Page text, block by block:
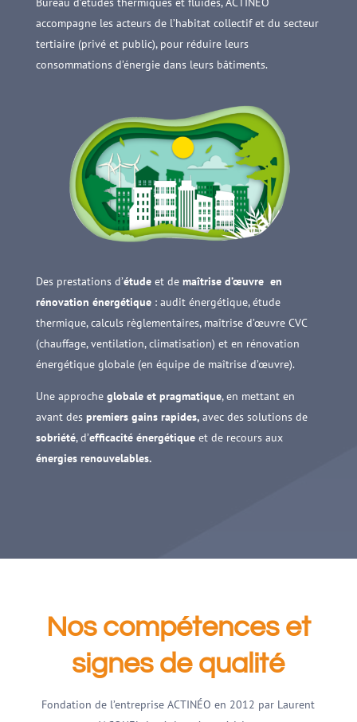
accompagne les acteurs de l’habitat collectif et du secteur
tertiaire (privé et public), pour réduire leurs
consommations d’énergie dans leurs bâtiments.
Des prestations d’étudeet de maîtrise d’œuvre en
rénovation énergétique: audit énergétique, étude
thermique, calculs règlementaires, maîtrise d’œuvre CVC
(chauffage, ventilation, climatisation) et en rénovation
énergétique globale (en équipe de maîtrise d’œuvre).
Une approche globale et pragmatique, en mettant en
avant des premiers gains rapides, avec des solutions de
sobriété, d’efficacité énergétiqueet de recours aux
énergies renouvelables.
Nos compétences et
signes de qualité
Fondation de l’entreprise ACTINÉO en 2012 par Laurent